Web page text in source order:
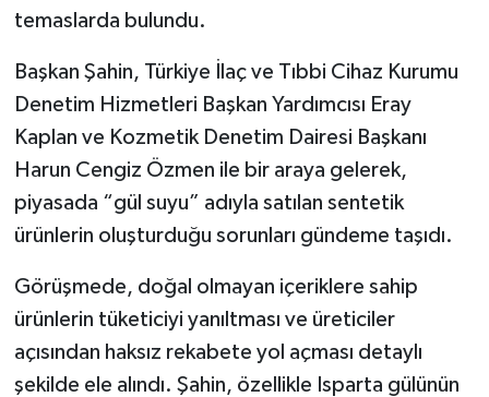
temaslarda bulundu.
Başkan Şahin, Türkiye İlaç ve Tıbbi Cihaz Kurumu
Denetim Hizmetleri Başkan Yardımcısı Eray
Kaplan ve Kozmetik Denetim Dairesi Başkanı
Harun Cengiz Özmen ile bir araya gelerek,
piyasada “gül suyu” adıyla satılan sentetik
ürünlerin oluşturduğu sorunları gündeme taşıdı.
Görüşmede, doğal olmayan içeriklere sahip
ürünlerin tüketiciyi yanıltması ve üreticiler
açısından haksız rekabete yol açması detaylı
şekilde ele alındı. Şahin, özellikle Isparta gülünün